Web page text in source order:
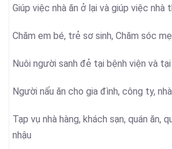
Giúp việc nhà ăn ở lại và giúp việc nhà
Chăm em bé, trẻ sơ sinh, Chăm sóc
Nuôi người sanh đẻ tại bệnh viện và tại
Người nấu ăn cho gia đình, công ty,
Tạp vụ nhà hàng, khách sạn, quán ăn,
nhậu